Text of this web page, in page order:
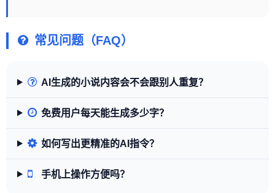
常见问题（FAQ）
AI生成的小说内容会不会跟别人重复？
免费用户每天能生成多少字？
如何写出更精准的AI指令？
手机上操作方便吗？